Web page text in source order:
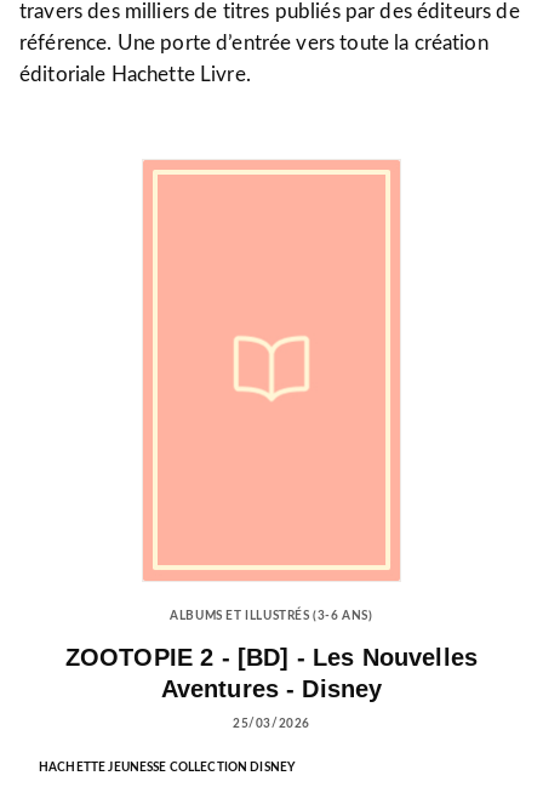
travers des milliers de titres publiés par des éditeurs de
référence. Une porte d’entrée vers toute la création
éditoriale Hachette Livre.
ALBUMS ET ILLUSTRÉS (3-6 ANS)
ZOOTOPIE 2 - [BD] - Les Nouvelles
Aventures - Disney
25/03/2026
HACHETTE JEUNESSE COLLECTION DISNEY